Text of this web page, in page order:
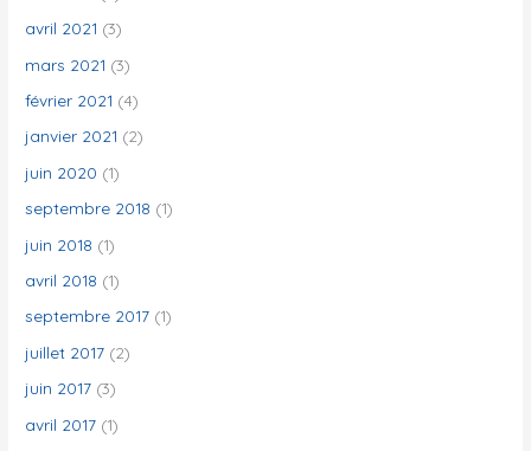
avril 2021 (3)
mars 2021 (3)
février 2021 (4)
janvier 2021 (2)
juin 2020 (1)
septembre 2018 (1)
juin 2018 (1)
avril 2018 (1)
septembre 2017 (1)
juillet 2017 (2)
juin 2017 (3)
avril 2017 (1)